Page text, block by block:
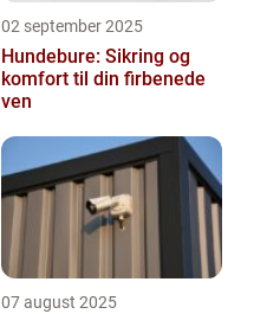
02 september 2025
Hundebure: Sikring og
komfort til din firbenede
ven
07 august 2025